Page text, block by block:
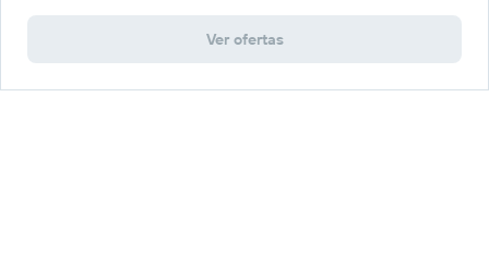
Ver ofertas